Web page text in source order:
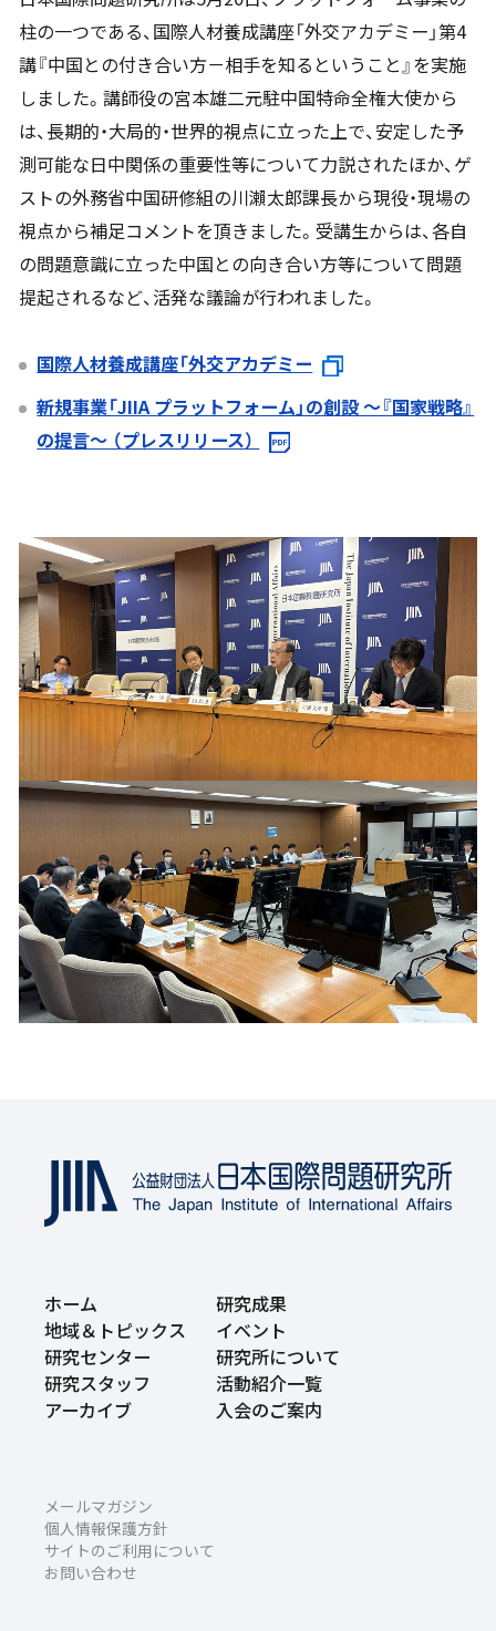
柱の一つである、国際人材養成講座「外交アカデミー」第4
講『中国との付き合い方－相手を知るということ』を実施
しました。講師役の宮本雄二元駐中国特命全権大使から
は、長期的・大局的・世界的視点に立った上で、安定した予
測可能な日中関係の重要性等について力説されたほか、ゲ
ストの外務省中国研修組の川瀨太郎課長から現役・現場の
視点から補足コメントを頂きました。受講生からは、各自
の問題意識に立った中国との向き合い方等について問題
提起されるなど、活発な議論が行われました。
国際人材養成講座「外交アカデミー
新規事業「JIIA プラットフォーム」の創設 ～『国家戦略』
の提言～ （プレスリリース）
ホーム
研究成果
地域＆トピックス
イベント
研究センター
研究所について
研究スタッフ
活動紹介一覧
アーカイブ
入会のご案内
メールマガジン
個人情報保護方針
サイトのご利用について
お問い合わせ